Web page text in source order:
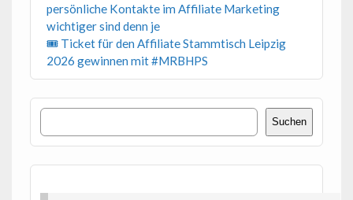
persönliche Kontakte im Affiliate Marketing
wichtiger sind denn je
🎟 Ticket für den Affiliate Stammtisch Leipzig
2026 gewinnen mit #MRBHPS
Suchen
Suchen